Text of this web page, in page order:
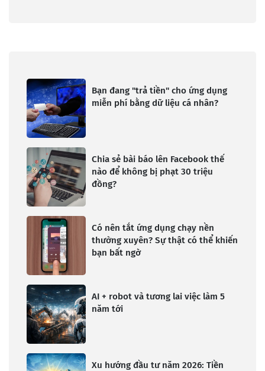
Bạn đang "trả tiền" cho ứng dụng
miễn phí bằng dữ liệu cá nhân?
Chia sẻ bài báo lên Facebook thế
nào để không bị phạt 30 triệu
đồng?
Có nên tắt ứng dụng chạy nền
thường xuyên? Sự thật có thể khiến
bạn bất ngờ
AI + robot và tương lai việc làm 5
năm tới
Xu hướng đầu tư năm 2026: Tiền